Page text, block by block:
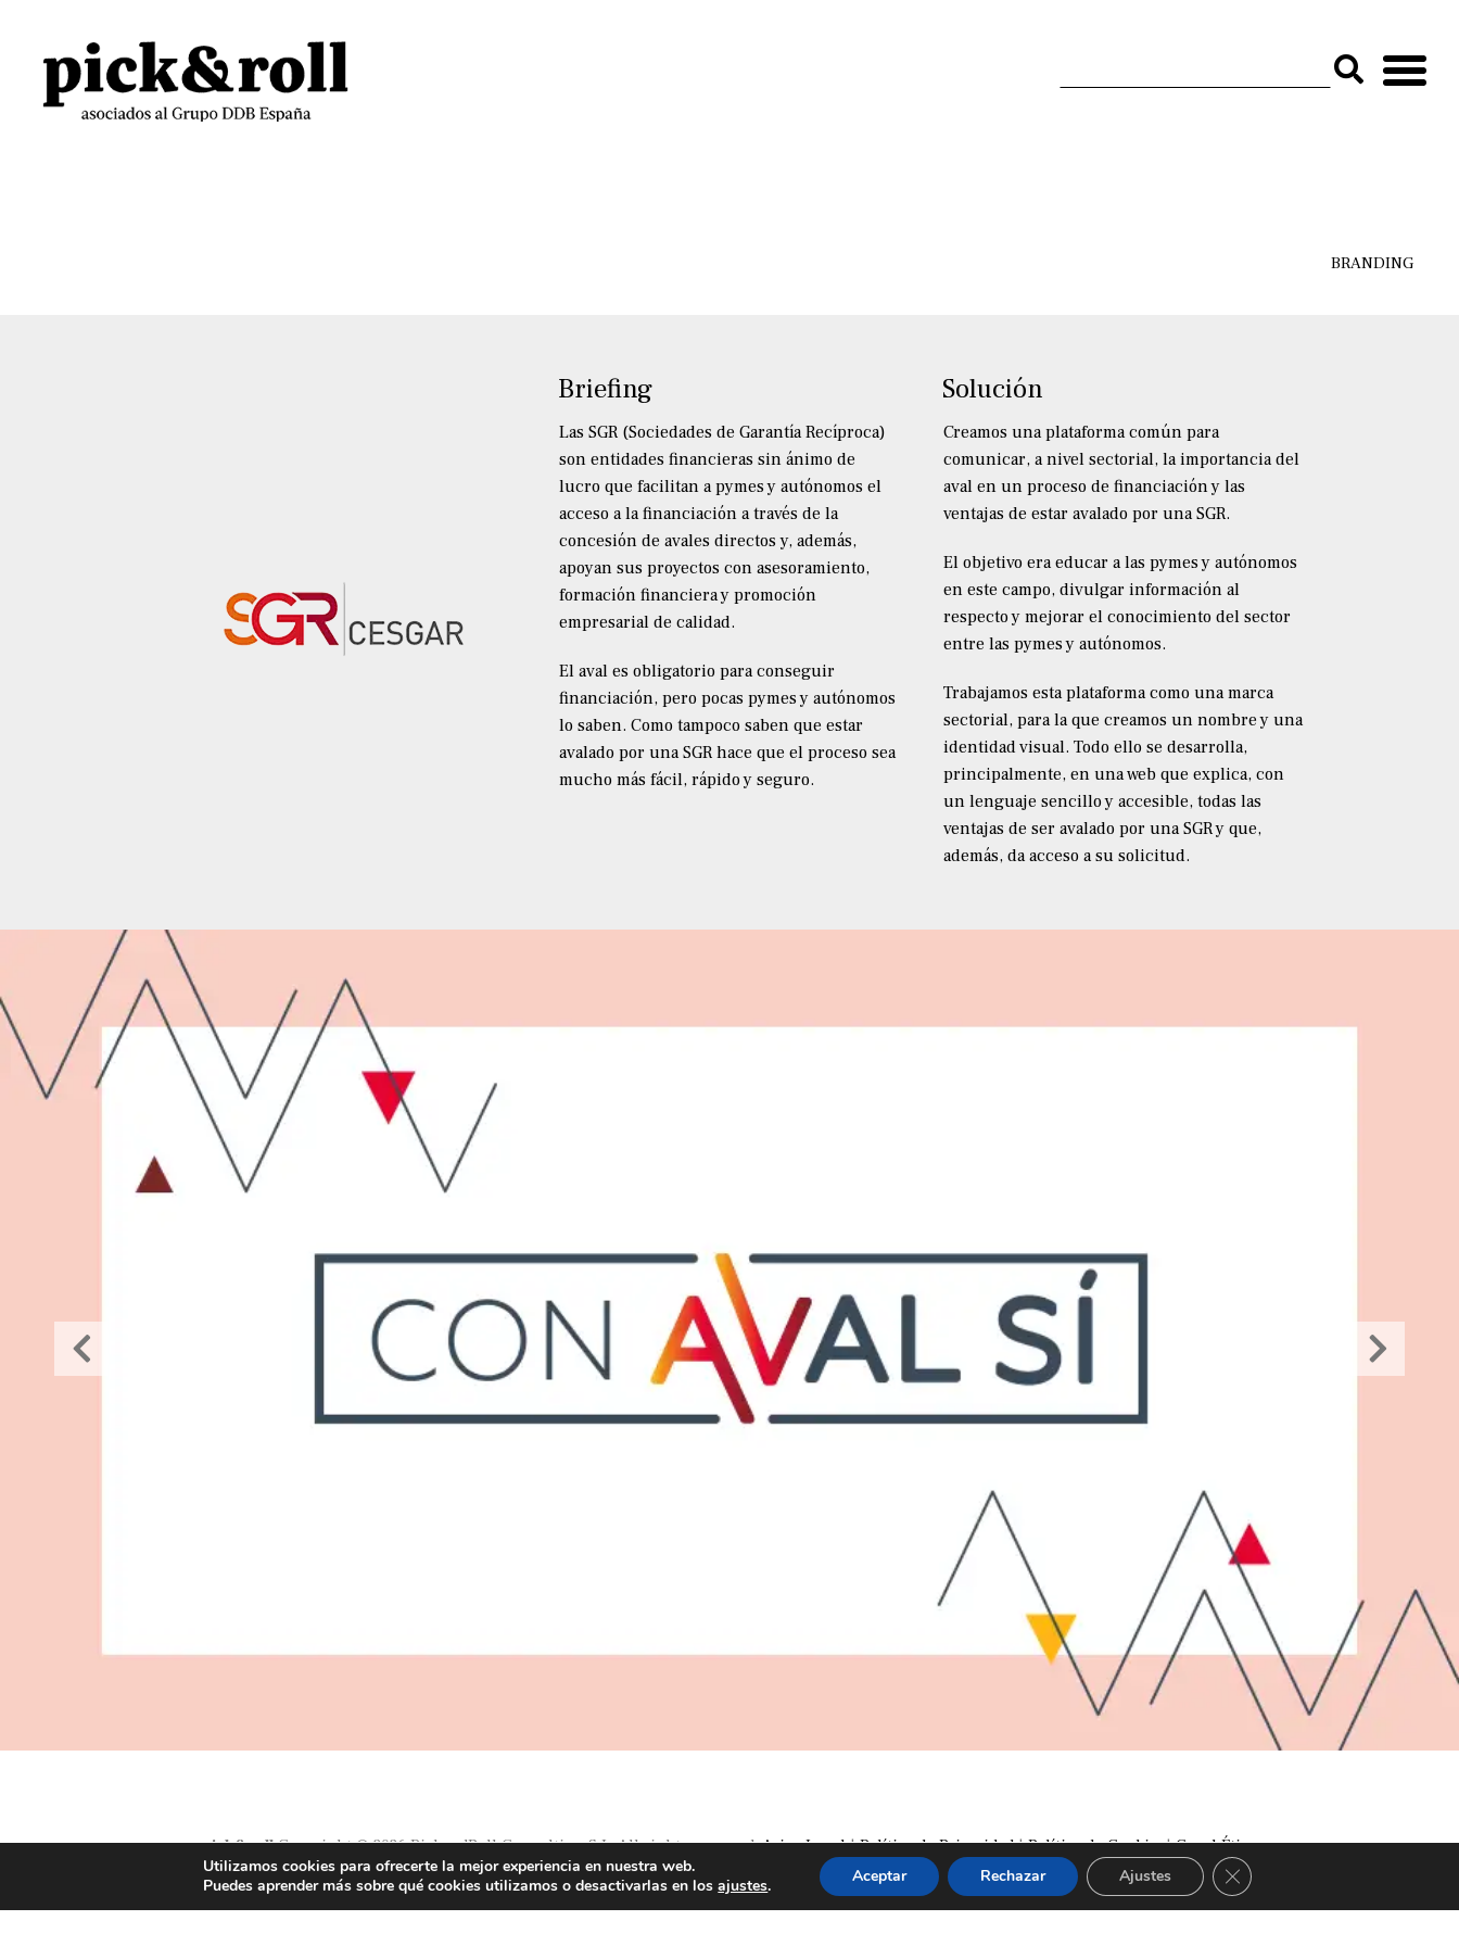
BRANDING
Briefing
Las SGR (Sociedades de Garantía Recíproca)
son entidades financieras sin ánimo de
lucro que facilitan a pymes y autónomos el
acceso a la financiación a través de la
concesión de avales directos y, además,
apoyan sus proyectos con asesoramiento,
formación financiera y promoción
empresarial de calidad.
El aval es obligatorio para conseguir
financiación, pero pocas pymes y autónomos
lo saben. Como tampoco saben que estar
avalado por una SGR hace que el proceso sea
mucho más fácil, rápido y seguro.
Solución
Creamos una plataforma común para
comunicar, a nivel sectorial, la importancia del
aval en un proceso de financiación y las
ventajas de estar avalado por una SGR.
El objetivo era educar a las pymes y autónomos
en este campo, divulgar información al
respecto y mejorar el conocimiento del sector
entre las pymes y autónomos.
Trabajamos esta plataforma como una marca
sectorial, para la que creamos un nombre y una
identidad visual. Todo ello se desarrolla,
principalmente, en una web que explica, con
un lenguaje sencillo y accesible, todas las
ventajas de ser avalado por una SGR y que,
además, da acceso a su solicitud.
pick&rollCopyright © 2026 PickandRoll Consulting S.L. All rights reserved.Aviso Legal|Política de Privacidad|Política de Cookies|Canal Ético
Utilizamos cookies para ofrecerte la mejor experiencia en nuestra web.
Puedes aprender más sobre qué cookies utilizamos o desactivarlas en losajustes. Aceptar Rechazar Ajustes Cerrar el banner de cookies